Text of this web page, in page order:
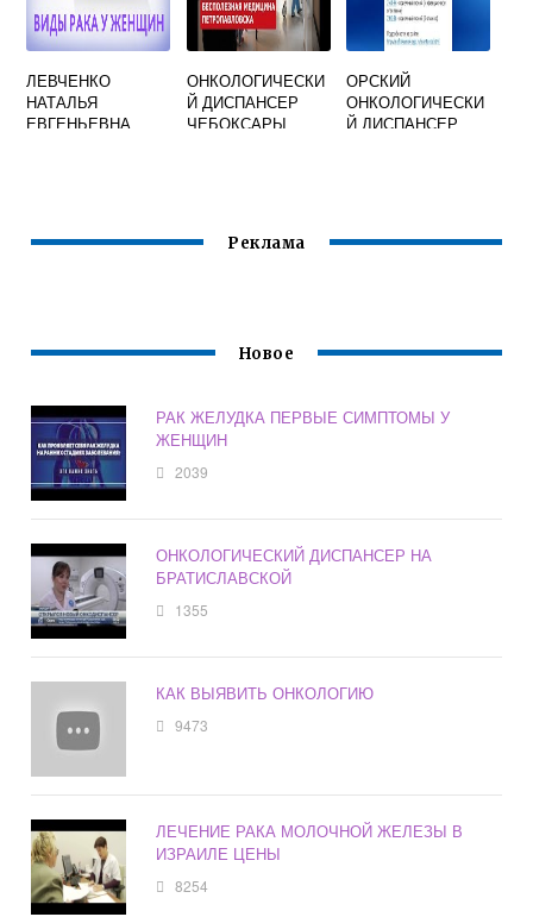
ЛЕВЧЕНКО
НАТАЛЬЯ
ЕВГЕНЬЕВНА
ОНКОЛОГИЧЕСКИ
Й ДИСПАНСЕР
ЧЕБОКСАРЫ
ОРСКИЙ
ОНКОЛОГИЧЕСКИ
Й ДИСПАНСЕР
Реклама
Новое
РАК ЖЕЛУДКА ПЕРВЫЕ СИМПТОМЫ У
ЖЕНЩИН
2039
ОНКОЛОГИЧЕСКИЙ ДИСПАНСЕР НА
БРАТИСЛАВСКОЙ
1355
КАК ВЫЯВИТЬ ОНКОЛОГИЮ
9473
ЛЕЧЕНИЕ РАКА МОЛОЧНОЙ ЖЕЛЕЗЫ В
ИЗРАИЛЕ ЦЕНЫ
8254